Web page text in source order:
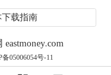
原油受制裁退出市
岩油等潜在增产方
场份额，从而释放
载指南
05006054号-11